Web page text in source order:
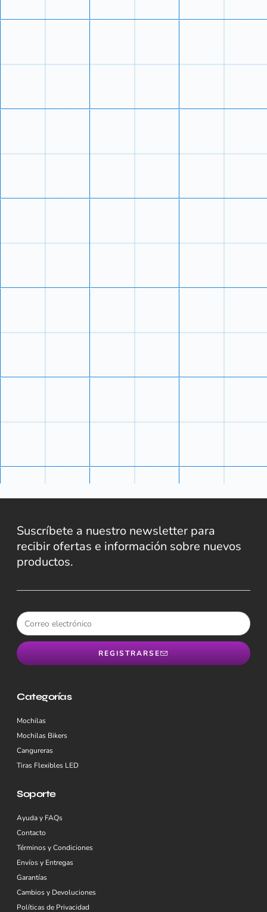
Suscríbete a nuestro newsletter para
recibir ofertas e información sobre nuevos
productos.
REGISTRARSE
Categorías
Mochilas
Mochilas Bikers
Cangureras
Tiras Flexibles LED
Soporte
Ayuda y FAQs
Contacto
Términos y Condiciones
Envíos y Entregas
Garantías
Cambios y Devoluciones
Políticas de Privacidad